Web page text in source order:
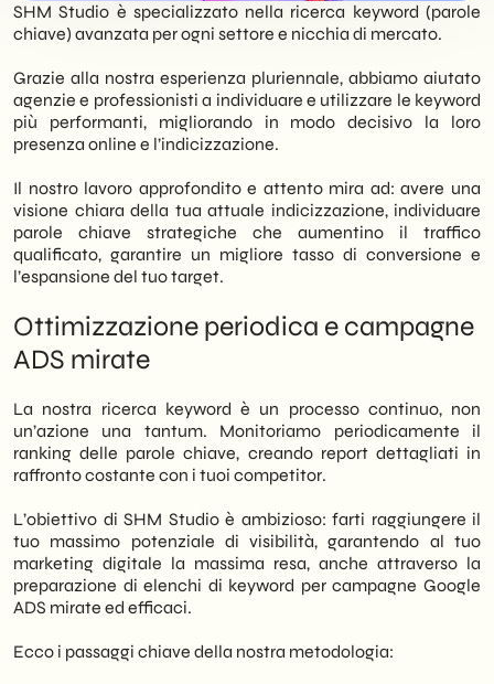
SHM Studio è specializzato nella ricerca keyword (parole
chiave) avanzata per ogni settore e nicchia di mercato.
Grazie alla nostra esperienza pluriennale, abbiamo aiutato
agenzie e professionisti a individuare e utilizzare le keyword
più performanti, migliorando in modo decisivo la loro
presenza online e l’indicizzazione.
Il nostro lavoro approfondito e attento mira ad: avere una
visione chiara della tua attuale indicizzazione, individuare
parole chiave strategiche che aumentino il traffico
qualificato, garantire un migliore tasso di conversione e
l’espansione del tuo target.
Ottimizzazione periodica e campagne
ADS mirate
La nostra ricerca keyword è un processo continuo, non
un’azione una tantum. Monitoriamo periodicamente il
ranking delle parole chiave, creando report dettagliati in
raffronto costante con i tuoi competitor.
L’obiettivo di SHM Studio è ambizioso: farti raggiungere il
tuo massimo potenziale di visibilità, garantendo al tuo
marketing digitale la massima resa, anche attraverso la
preparazione di elenchi di keyword per campagne Google
ADS mirate ed efficaci.
Ecco i passaggi chiave della nostra metodologia: